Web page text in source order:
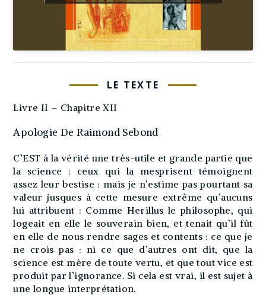
LE TEXTE
Livre II – Chapitre XII
Apologie De Raimond Sebond
C’EST à la vérité une très-utile et grande partie que
la science : ceux qui la mesprisent témoignent
assez leur bestise : mais je n’estime pas pourtant sa
valeur jusques à cette mesure extrême qu’aucuns
lui attribuent : Comme Herillus le philosophe, qui
logeait en elle le souverain bien, et tenait qu’il fût
en elle de nous rendre sages et contents : ce que je
ne crois pas : ni ce que d’autres ont dit, que la
science est mère de toute vertu, et que tout vice est
produit par l’ignorance. Si cela est vrai, il est sujet à
une longue interprétation.